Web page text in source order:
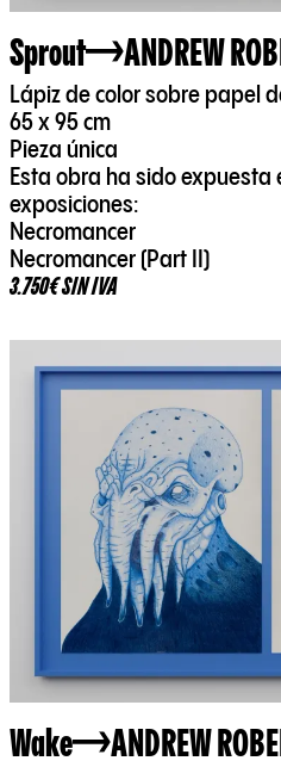
Sprout ANDREW
Lápiz de color sobre papel
65 x 95 cm
Pieza única
Esta obra ha sido expuesta
exposiciones:
Necromancer
Necromancer (Part II)
3.750€ SIN IVA
Wake ANDREW